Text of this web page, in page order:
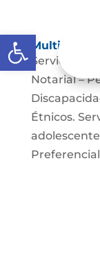
Abrir barra de
Multimedia
Servicio
Notarial –
Étnicos.